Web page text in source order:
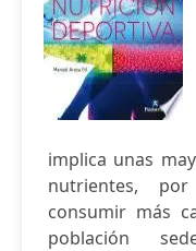
implica unas
nutrientes,
consumir más
población